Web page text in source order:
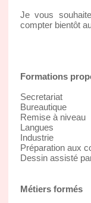
Je vous
compter bientôt
Formations
Secretariat
Bureautique
Remise à niveau
Langues
Industrie
Préparation aux
Dessin assisté
Métiers formés